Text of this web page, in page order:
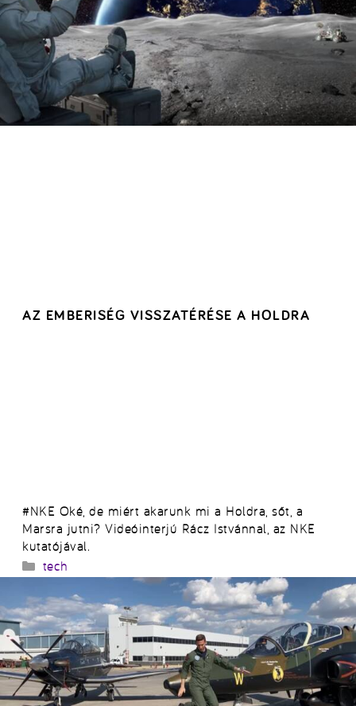
AZ EMBERISÉG VISSZATÉRÉSE A HOLDRA
#NKE Oké, de miért akarunk mi a Holdra, sőt, a
Marsra jutni? Videóinterjú Rácz Istvánnal, az NKE
kutatójával.
Kategória
tech